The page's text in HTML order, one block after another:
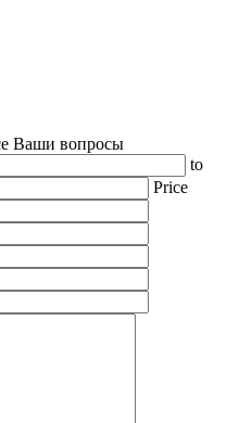
Ваши вопросы
to
Price